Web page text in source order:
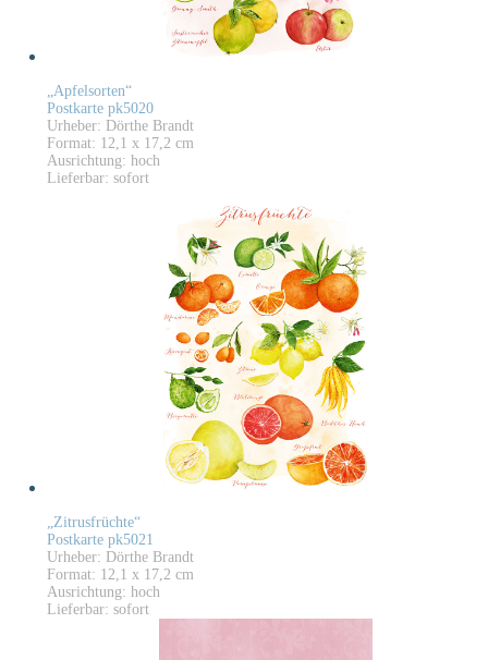
„Apfelsorten“
Postkarte pk5020
Urheber: Dörthe Brandt
Format: 12,1 x 17,2 cm
Ausrichtung: hoch
Lieferbar: sofort
„Zitrusfrüchte“
Postkarte pk5021
Urheber: Dörthe Brandt
Format: 12,1 x 17,2 cm
Ausrichtung: hoch
Lieferbar: sofort